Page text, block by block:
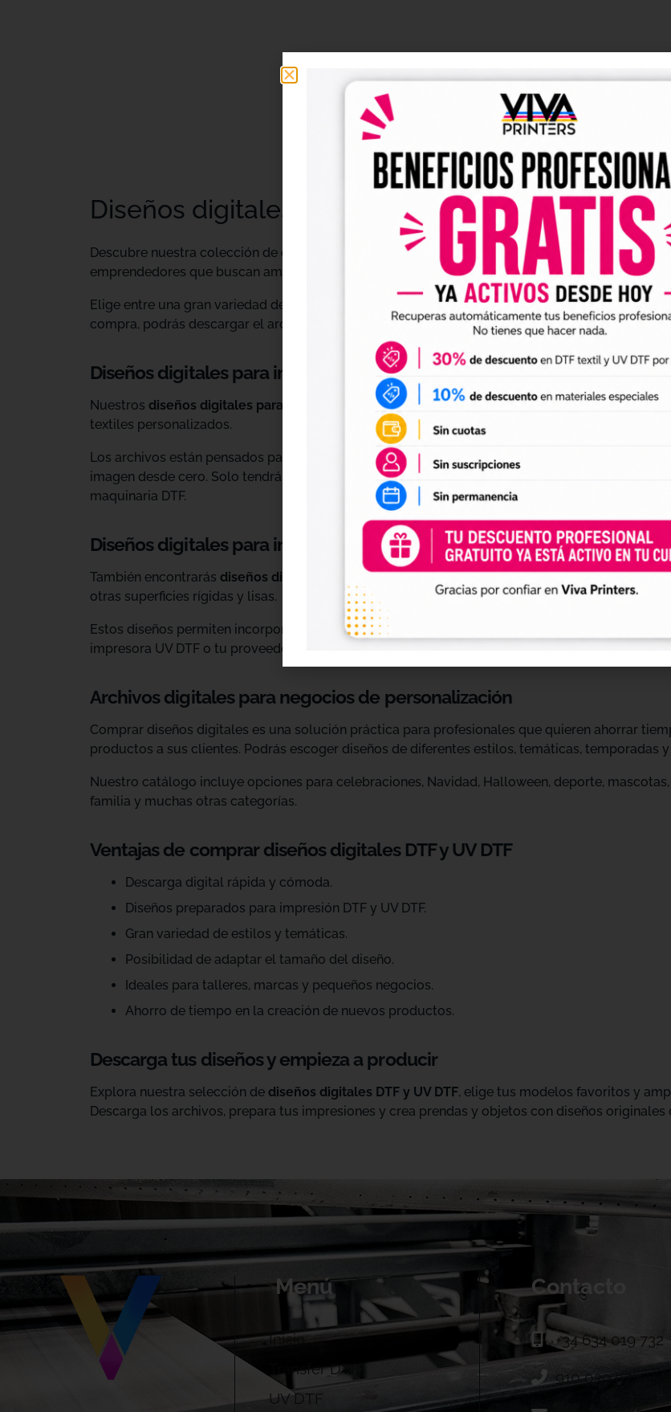
DESCRIPCIÓN
Diseños digitales DTF y UV DTF listos para
Descubre nuestra colección de diseños digitales DTF y UV DTF
, creados para talleres de
emprendedores que buscan ampliar su catálogo de forma rápida y sencilla.
Elige entre una gran variedad de diseños individuales y archivos digitales preparados para
compra, podrás descargar el archivo y utilizarlo en tus trabajos de impresión DTF o UV DTF.
Diseños digitales para impresión DTF textil
Nuestros diseños digitales para DTF
son ideales para crear camisetas, sudaderas, tote bags,
textiles personalizados.
Los archivos están pensados para facilitar la preparación de tus impresiones y ayudarte a
imagen desde cero. Solo tendrás que adaptar el tamaño a tus necesidades, preparar el
maquinaria DTF.
Diseños digitales para impresión UV DTF
También encontrarás diseños digitales para UV DTF, perfectos para personalizar vasos,
otras superficies rígidas y lisas.
Estos diseños permiten incorporar nuevas opciones a tu catálogo de personalización de
impresora UV DTF o tu proveedor habitual de impresión.
Archivos digitales para negocios de personalización
Comprar diseños digitales es una solución práctica para profesionales que quieren ahorrar
productos a sus clientes. Podrás escoger diseños de diferentes estilos, temáticas, temporadas
Nuestro catálogo incluye opciones para celebraciones, Navidad, Halloween, deporte,
familia y muchas otras categorías.
Ventajas de comprar diseños digitales DTF y UV DTF
Descarga digital rápida y cómoda.
Diseños preparados para impresión DTF y UV DTF.
Gran variedad de estilos y temáticas.
Posibilidad de adaptar el tamaño del diseño.
Ideales para talleres, marcas y pequeños negocios.
Ahorro de tiempo en la creación de nuevos productos.
Descarga tus diseños y empieza a producir
Explora nuestra selección de diseños digitales DTF y UV DTF, elige tus modelos favoritos y
Descarga los archivos, prepara tus impresiones y crea prendas y objetos con diseños originales
Menú
Inicio
Transfer DTF
UV DTF
Contacto
+34 634 019 732
910 039 973